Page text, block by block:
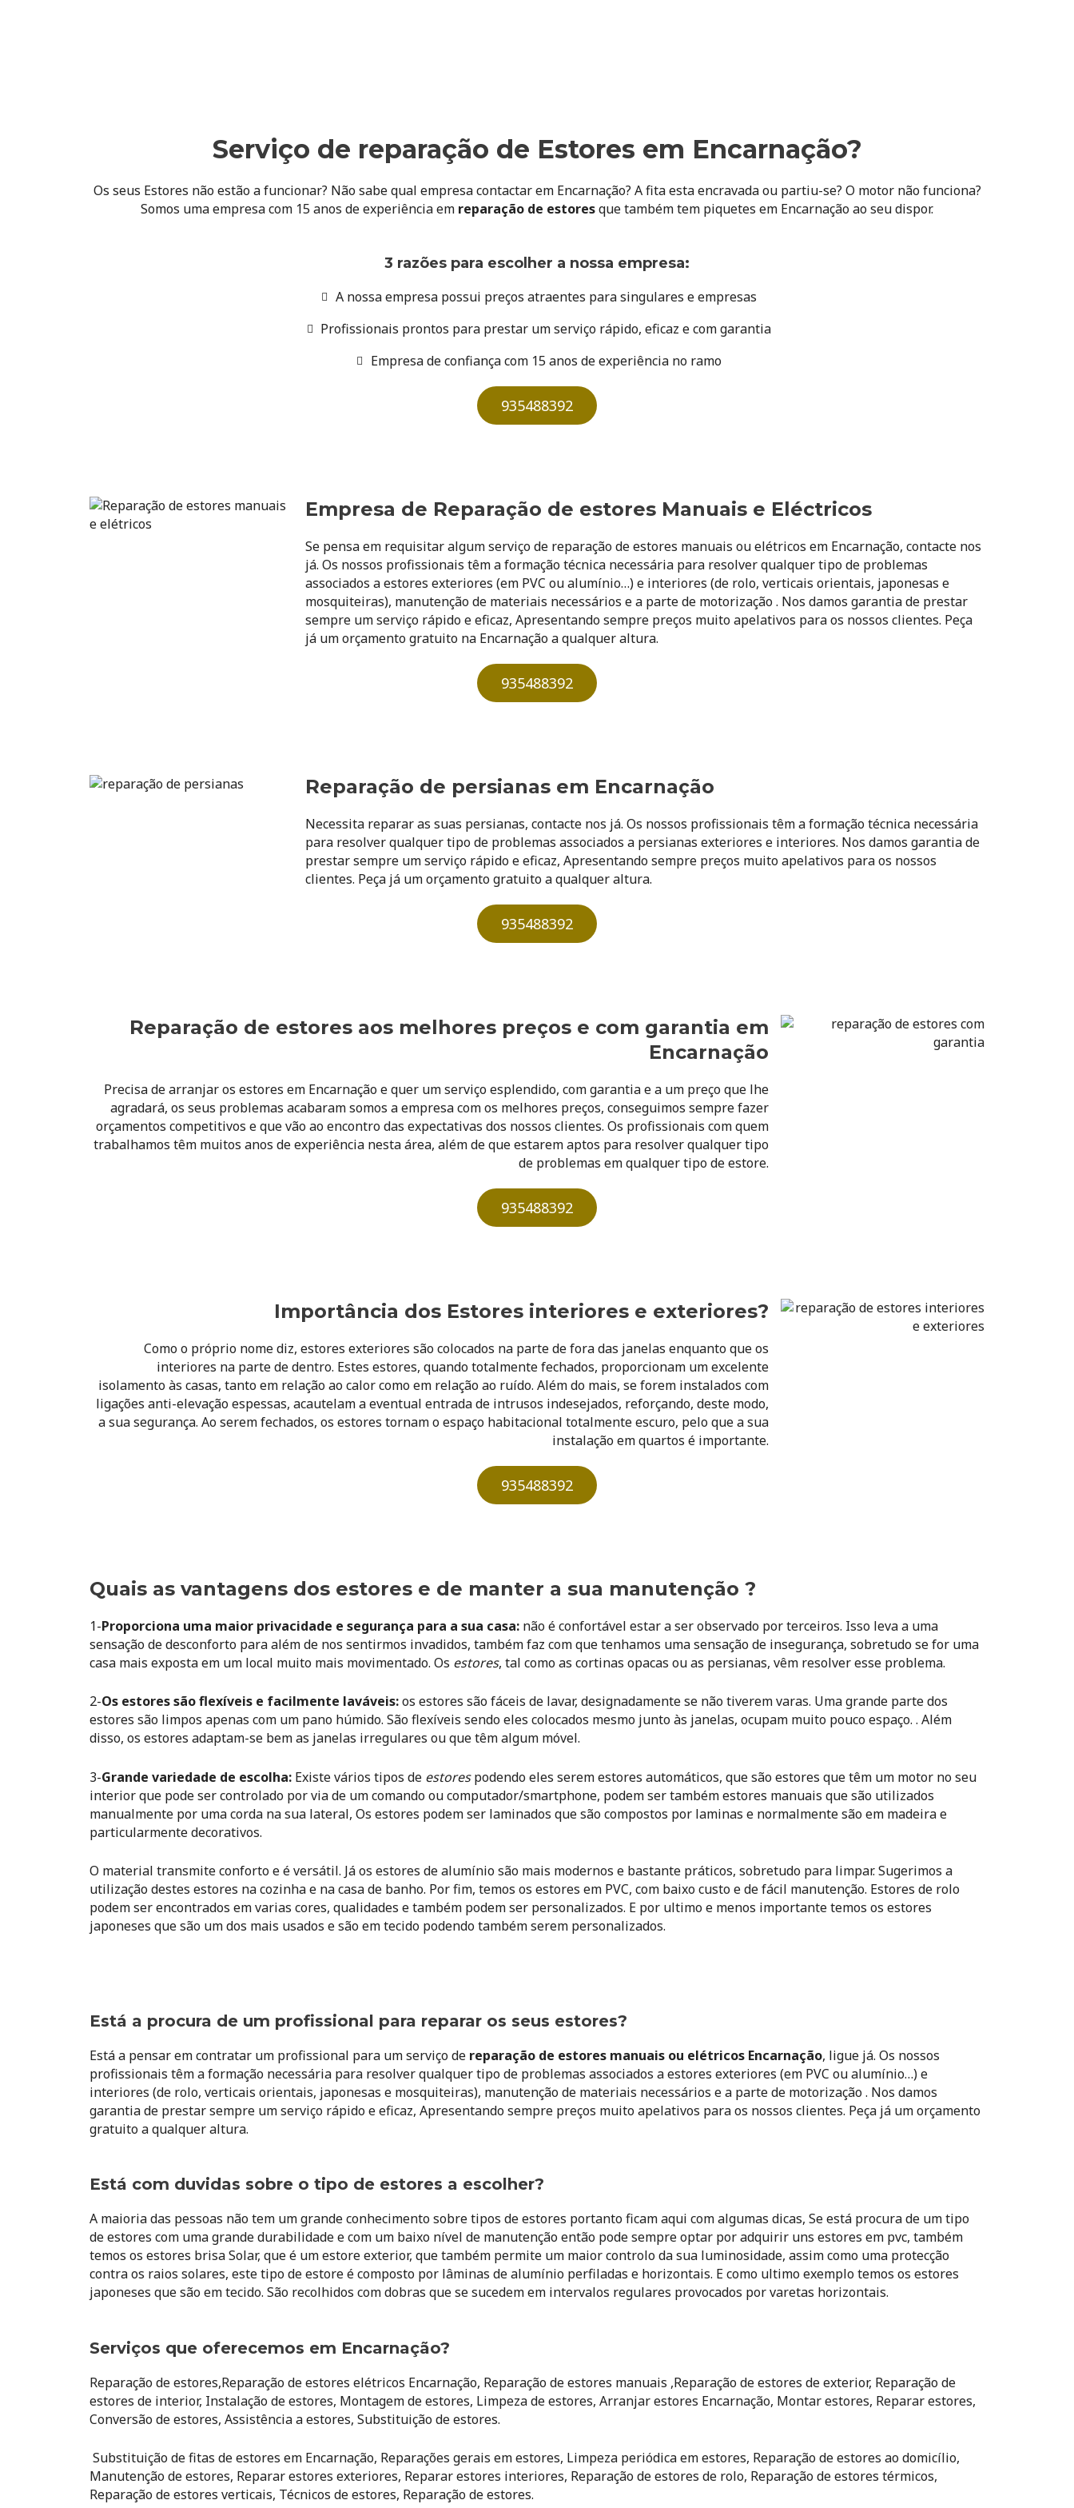
Serviço de reparação de Estores em Encarnação?
Os seus Estores não estão a funcionar? Não sabe qual empresa contactar em Encarnação? A fita esta encravada ou partiu-se? O motor não funciona?
Somos uma empresa com 15 anos de experiência em reparação de estoresque também tem piquetes em Encarnação ao seu dispor.
3 razões para escolher a nossa empresa:
A nossa empresa possui preços atraentes para singulares e empresas
Profissionais prontos para prestar um serviço rápido, eficaz e com garantia
Empresa de confiança com 15 anos de experiência no ramo
935488392
Empresa de Reparação de estores Manuais e Eléctricos
Se pensa em requisitar algum serviço de reparação de estores manuais ou elétricos em Encarnação, contacte nos
já. Os nossos profissionais têm a formação técnica necessária para resolver qualquer tipo de problemas
associados a estores exteriores (em PVC ou alumínio…) e interiores (de rolo, verticais orientais, japonesas e
mosquiteiras), manutenção de materiais necessários e a parte de motorização . Nos damos garantia de prestar
sempre um serviço rápido e eficaz, Apresentando sempre preços muito apelativos para os nossos clientes. Peça
já um orçamento gratuito na Encarnação a qualquer altura.
935488392
Reparação de persianas em Encarnação
Necessita reparar as suas persianas, contacte nos já. Os nossos profissionais têm a formação técnica necessária
para resolver qualquer tipo de problemas associados a persianas exteriores e interiores. Nos damos garantia de
prestar sempre um serviço rápido e eficaz, Apresentando sempre preços muito apelativos para os nossos
clientes. Peça já um orçamento gratuito a qualquer altura.​
935488392
Reparação de estores aos melhores preços e com garantia em
Encarnação
Precisa de arranjar os estores em Encarnaçãoe quer um serviço esplendido, com garantia e a um preço que lhe
agradará, os seus problemas acabaram somos a empresa com os melhores preços, conseguimos sempre fazer
orçamentos competitivos e que vão ao encontro das expectativas dos nossos clientes. Os profissionais com quem
trabalhamos têm muitos anos de experiência nesta área, além de que estarem aptos para resolver qualquer tipo
de problemas em qualquer tipo de estore.
935488392
Importância dos Estores interiores e exteriores?
Como o próprio nome diz, estores exteriores são colocados na parte de fora das janelas enquanto que os
interiores na parte de dentro. Estes estores, quando totalmente fechados, proporcionam um excelente
isolamento às casas, tanto em relação ao calor como em relação ao ruído. Além do mais, se forem instalados com
ligações anti-elevação espessas, acautelam a eventual entrada de intrusos indesejados, reforçando, deste modo,
a sua segurança. Ao serem fechados, os estores tornam o espaço habitacional totalmente escuro, pelo que a sua
instalação em quartos é importante.
935488392
Quais as vantagens dos estores e de manter a sua manutenção ?
1-Proporciona uma maior privacidade e segurança para a sua casa: não é confortável estar a ser observado por terceiros. Isso leva a uma
sensação de desconforto para além de nos sentirmos invadidos, também faz com que tenhamos uma sensação de insegurança, sobretudo se for uma
casa mais exposta em um local muito mais movimentado. Os estores, tal como as cortinas opacas ou as persianas, vêm resolver esse problema.
2-Os estores são flexíveis e facilmente laváveis:os estores são fáceis de lavar, designadamente se não tiverem varas. Uma grande parte dos
estores são limpos apenas com um pano húmido. São flexíveis sendo eles colocados mesmo junto às janelas, ocupam muito pouco espaço. . Além
disso, os estores adaptam-se bem as janelas irregulares ou que têm algum móvel.
3-Grande variedade de escolha: Existe vários tipos de estorespodendo eles serem estores automáticos, que são estores que têm um motor no seu
interior que pode ser controlado por via de um comando ou computador/smartphone, podem ser também estores manuais que são utilizados
manualmente por uma corda na sua lateral, Os estores podem ser laminados que são compostos por laminas e normalmente são em madeira e
particularmente decorativos.
O material transmite conforto e é versátil. Já os estores de alumínio são mais modernos e bastante práticos, sobretudo para limpar. Sugerimos a
utilização destes estores na cozinha e na casa de banho. Por fim, temos os estores em PVC, com baixo custo e de fácil manutenção. Estores de rolo
podem ser encontrados em varias cores, qualidades e também podem ser personalizados. E por ultimo e menos importante temos os estores
japoneses que são um dos mais usados e são em tecido podendo também serem personalizados.
Está a procura de um profissional para reparar os seus estores?
Está a pensar em contratar um profissional para um serviço de reparação de estores manuais ou elétricos Encarnação, ligue já. Os nossos
profissionais têm a formação necessária para resolver qualquer tipo de problemas associados a estores exteriores (em PVC ou alumínio…) e
interiores (de rolo, verticais orientais, japonesas e mosquiteiras), manutenção de materiais necessários e a parte de motorização . Nos damos
garantia de prestar sempre um serviço rápido e eficaz, Apresentando sempre preços muito apelativos para os nossos clientes. Peça já um orçamento
gratuito a qualquer altura.
Está com duvidas sobre o tipo de estores a escolher?
A maioria das pessoas não tem um grande conhecimento sobre tipos de estores portanto ficam aqui com algumas dicas, Se está procura de um tipo
de estores com uma grande durabilidade e com um baixo nível de manutenção então pode sempre optar por adquirir uns estores em pvc, também
temos os estores brisa Solar, que é um estore exterior, que também permite um maior controlo da sua luminosidade, assim como uma protecção
contra os raios solares, este tipo de estore é composto por lâminas de alumínio perfiladas e horizontais. E como ultimo exemplo temos os estores
japoneses que são em tecido. São recolhidos com dobras que se sucedem em intervalos regulares provocados por varetas horizontais.
Serviços que oferecemos em Encarnação?
Reparação de estores,Reparação de estores elétricos Encarnação, Reparação de estores manuais ,Reparação de estores de exterior, Reparação de
estores de interior, Instalação de estores, Montagem de estores, Limpeza de estores, Arranjar estores Encarnação, Montar estores, Reparar estores,
Conversão de estores, Assistência a estores, Substituição de estores.
Substituição de fitas de estores em Encarnação, Reparações gerais em estores, Limpeza periódica em estores, Reparação de estores ao domicílio,
Manutenção de estores, Reparar estores exteriores, Reparar estores interiores, Reparação de estores de rolo, Reparação de estores térmicos,
Reparação de estores verticais, Técnicos de estores, Reparação de estores.